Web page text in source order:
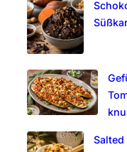
Salted